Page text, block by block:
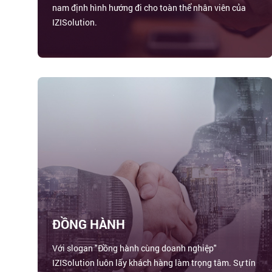
nam định hình hướng đi cho toàn thể nhân viên của
IZISolution.
ĐỒNG HÀNH
Với slogan "Đồng hành cùng doanh nghiệp"
IZISolution luôn lấy khách hàng làm trọng tâm. Sự tín